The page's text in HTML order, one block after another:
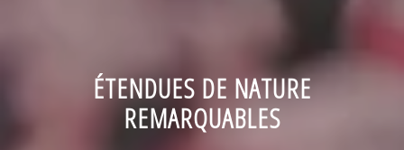
ÉTENDUES DE NATURE
REMARQUABLES